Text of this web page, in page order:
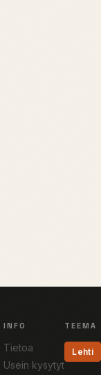
INFO
Tietoa
Usein kysytyt
TEEMA
Lehti